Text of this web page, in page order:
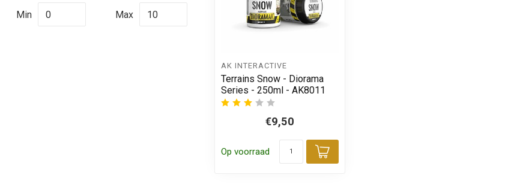
Min Max
AK INTERACTIVE
Terrains Snow - Diorama
Series - 250ml - AK8011
€9,50
Op voorraad
Toevoegen aan winkelwagen